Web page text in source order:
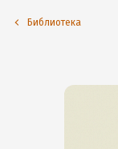
Библиотека